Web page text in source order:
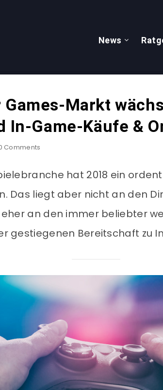
News
Games-Markt
In-Game-Käufe &
Comments
hat 2018 ein
Das liegt aber nicht an den
eher an den immer beliebter
gestiegenen Bereitschaft zu